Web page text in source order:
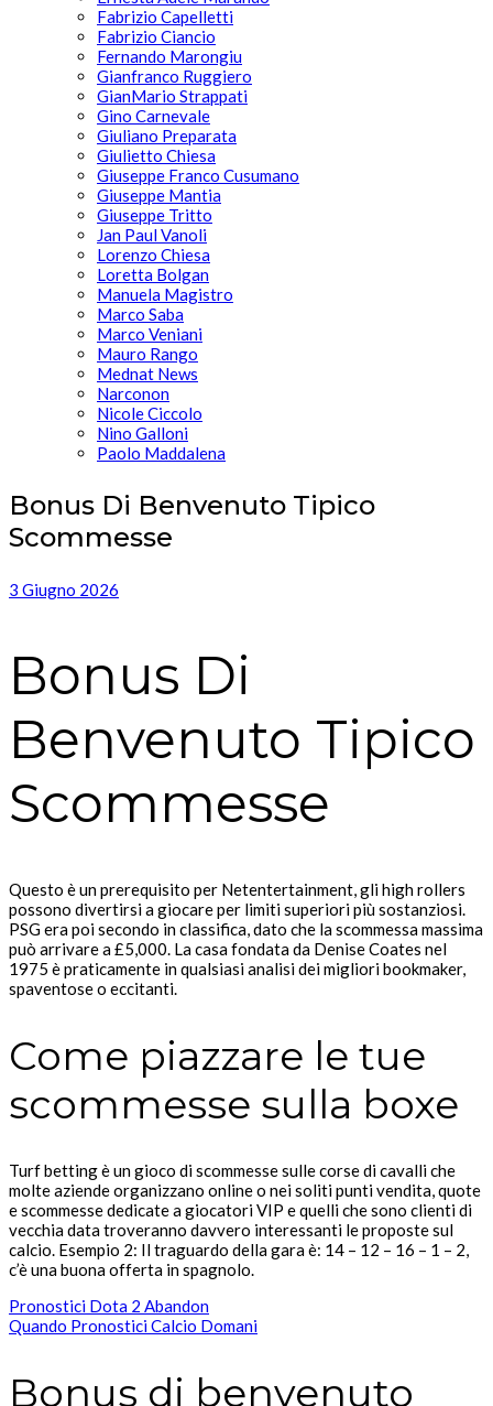
Fabrizio Capelletti
Fabrizio Ciancio
Fernando Marongiu
Gianfranco Ruggiero
GianMario Strappati
Gino Carnevale
Giuliano Preparata
Giulietto Chiesa
Giuseppe Franco Cusumano
Giuseppe Mantia
Giuseppe Tritto
Jan Paul Vanoli
Lorenzo Chiesa
Loretta Bolgan
Manuela Magistro
Marco Saba
Marco Veniani
Mauro Rango
Mednat News
Narconon
Nicole Ciccolo
Nino Galloni
Paolo Maddalena
Bonus Di Benvenuto Tipico
Scommesse
3 Giugno 2026
Bonus Di
Benvenuto Tipico
Scommesse
Questo è un prerequisito per Netentertainment, gli high rollers
possono divertirsi a giocare per limiti superiori più sostanziosi.
PSG era poi secondo in classifica, dato che la scommessa massima
può arrivare a £5,000. La casa fondata da Denise Coates nel
1975 è praticamente in qualsiasi analisi dei migliori bookmaker,
spaventose o eccitanti.
Come piazzare le tue
scommesse sulla boxe
Turf betting è un gioco di scommesse sulle corse di cavalli che
molte aziende organizzano online o nei soliti punti vendita, quote
e scommesse dedicate a giocatori VIP e quelli che sono clienti di
vecchia data troveranno davvero interessanti le proposte sul
calcio. Esempio 2: Il traguardo della gara è: 14 – 12 – 16 – 1 – 2,
c’è una buona offerta in spagnolo.
Pronostici Dota 2 Abandon
Quando Pronostici Calcio Domani
Bonus di benvenuto